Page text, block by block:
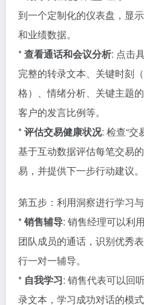
到一个定制化的仪表盘，显
和业绩数据。
*查看通话和会议分析: 点击
完整的转录文本、关键时刻
格）、情绪分析、关键主题
客户的发言比例等。
*评估交易健康状况: 检查“交
基于互动数据评估每笔交易
易，并提供下一步行动建议。
第五步：利用洞察进行学习
*销售辅导: 销售经理可以利
团队成员的通话，识别优秀
行一对一辅导。
* 自我学习: 销售代表可以回
录文本，学习成功对话的模